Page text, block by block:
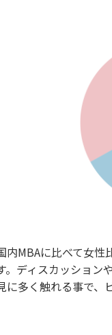
内MBAに比べて女性
。ディスカッション
に多く触れる事で、